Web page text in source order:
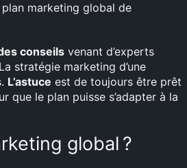
marketing global de
conseils venant d’experts
stratégie marketing d’une
L’astuce est de toujours être prêt
le plan puisse s’adapter à la
global ?